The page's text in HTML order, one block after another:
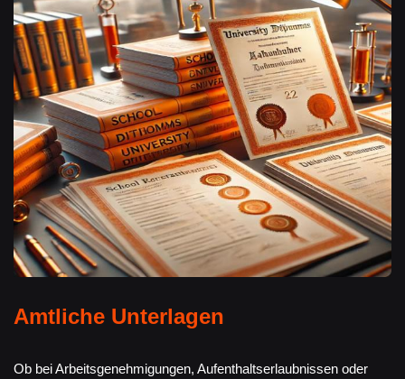
Amtliche Unterlagen
Ob bei Arbeitsgenehmigungen, Aufenthaltserlaubnissen oder